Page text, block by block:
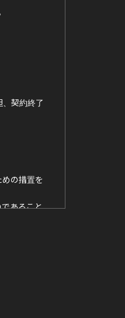
契約終了
の措置を
あること